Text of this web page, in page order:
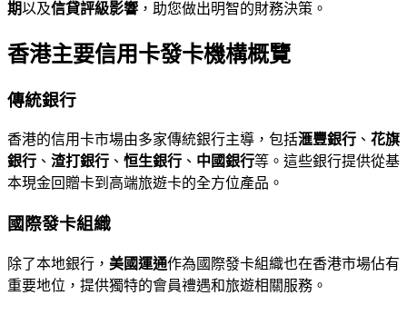
期以及信貸評級影響 ，助您做出明智的財務決策。
香港主要信用卡發卡機構概覽
傳統銀行
香港的信用卡市場由多家傳統銀行主導，包括滙豐銀行 、 花旗
銀行 、 渣打銀行 、 恒生銀行 、 中國銀行等。這些銀行提供從基
本現金回贈卡到高端旅遊卡的全方位產品。
國際發卡組織
除了本地銀行， 美國運通作為國際發卡組織也在香港市場佔有
重要地位，提供獨特的會員禮遇和旅遊相關服務。